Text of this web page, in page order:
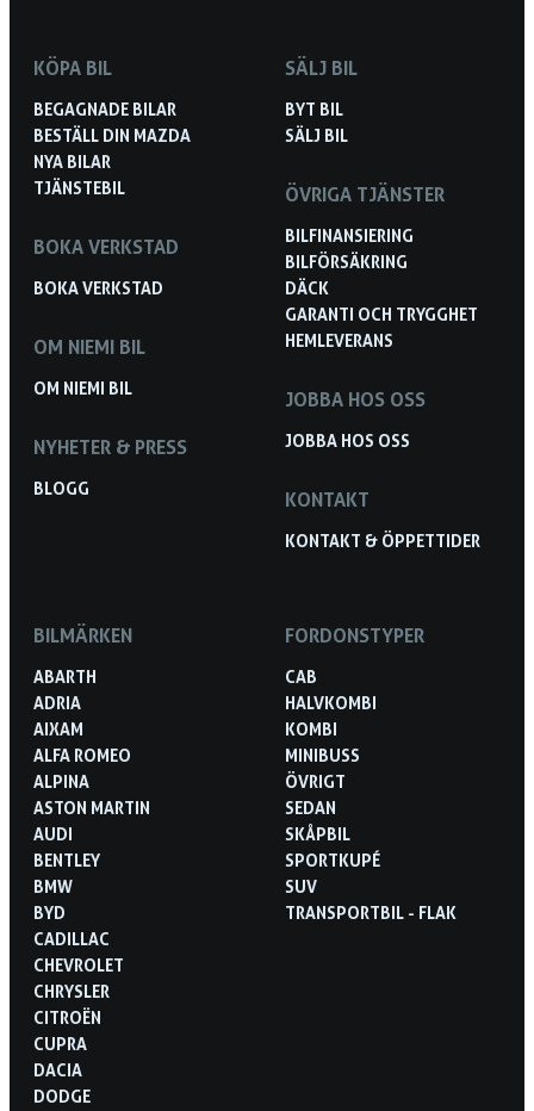
KÖPA BIL
BEGAGNADE BILAR
BESTÄLL DIN MAZDA
NYA BILAR
TJÄNSTEBIL
BOKA VERKSTAD
BOKA VERKSTAD
OM NIEMI BIL
OM NIEMI BIL
NYHETER & PRESS
BLOGG
SÄLJ BIL
BYT BIL
SÄLJ BIL
ÖVRIGA TJÄNSTER
BILFINANSIERING
BILFÖRSÄKRING
DÄCK
GARANTI OCH TRYGGHET
HEMLEVERANS
JOBBA HOS OSS
JOBBA HOS OSS
KONTAKT
KONTAKT & ÖPPETTIDER
BILMÄRKEN
ABARTH
ADRIA
AIXAM
ALFA ROMEO
ALPINA
ASTON MARTIN
AUDI
BENTLEY
BMW
BYD
CADILLAC
CHEVROLET
CHRYSLER
CITROËN
CUPRA
DACIA
DODGE
FORDONSTYPER
CAB
HALVKOMBI
KOMBI
MINIBUSS
ÖVRIGT
SEDAN
SKÅPBIL
SPORTKUPÉ
SUV
TRANSPORTBIL - FLAK